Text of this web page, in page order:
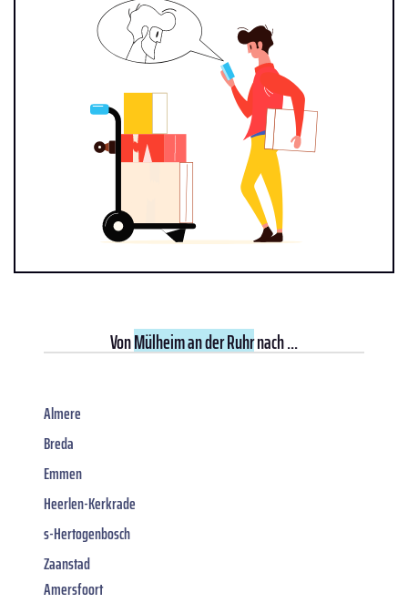
VonMülheim an der Ruhrnach ...
Almere
Breda
Emmen
Heerlen-Kerkrade
s-Hertogenbosch
Zaanstad
Amersfoort